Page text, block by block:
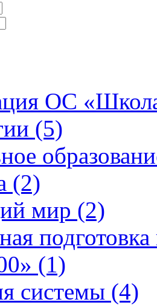
ОС
(5)
(2)
мир (2)
(1)
системы (4)